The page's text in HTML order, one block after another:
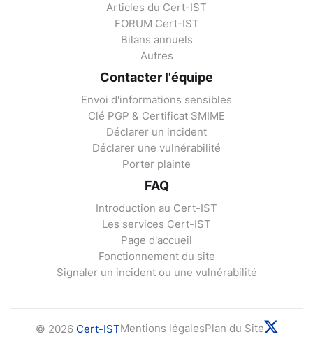
Articles du Cert-IST
FORUM Cert-IST
Bilans annuels
Autres
Contacter l'équipe
Envoi d'informations sensibles
Clé PGP & Certificat SMIME
Déclarer un incident
Déclarer une vulnérabilité
Porter plainte
FAQ
Introduction au Cert-IST
Les services Cert-IST
Page d'accueil
Fonctionnement du site
Signaler un incident ou une vulnérabilité
© 2026 Cert-ISTMentions légalesPlan du Site